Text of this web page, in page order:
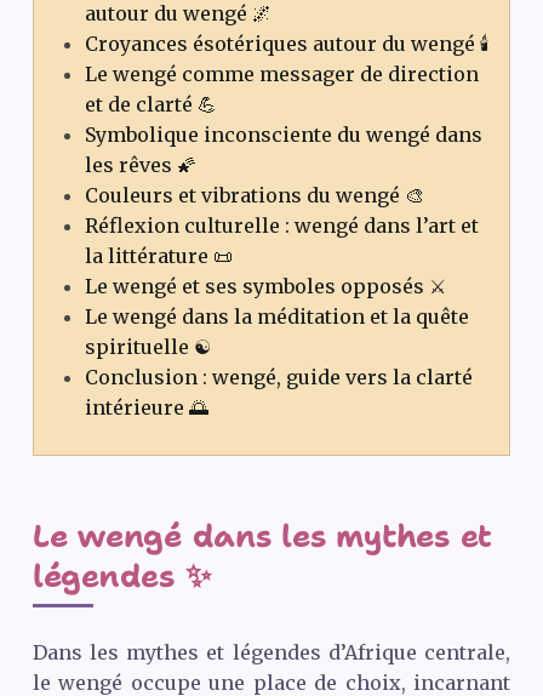
autour du wengé 🌌
Croyances ésotériques autour du wengé 🕯️
Le wengé comme messager de direction
et de clarté 💪
Symbolique inconsciente du wengé dans
les rêves 🌠
Couleurs et vibrations du wengé 🎨
Réflexion culturelle : wengé dans l’art et
la littérature 📜
Le wengé et ses symboles opposés ⚔️
Le wengé dans la méditation et la quête
spirituelle ☯️
Conclusion : wengé, guide vers la clarté
intérieure 🌅
Le wengé dans les mythes et
légendes ✨
Dans les mythes et légendes d’Afrique centrale,
le wengé occupe une place de choix, incarnant